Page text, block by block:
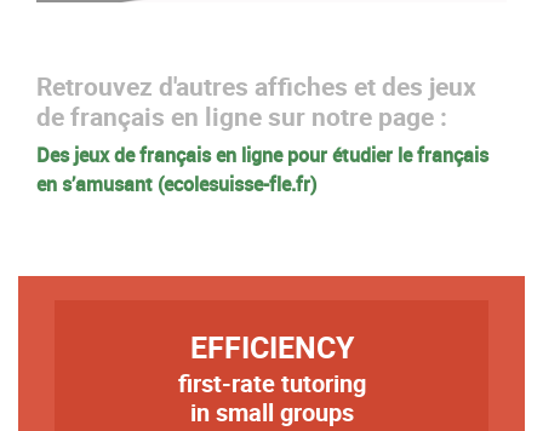
Retrouvez d'autres affiches et des jeux
de français en ligne sur notre page :
Des jeux de français en ligne pour étudier le français
en s’amusant (ecolesuisse-fle.fr)
EFFICIENCY
first-rate tutoring
in small groups